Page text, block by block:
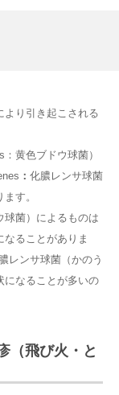
より引き起こされる
黄色ブドウ球菌）
： 化膿レンサ球菌
す。
菌）によるものは
ることがありま
レンサ球菌（かのう
になることが多いの
（飛び火・と